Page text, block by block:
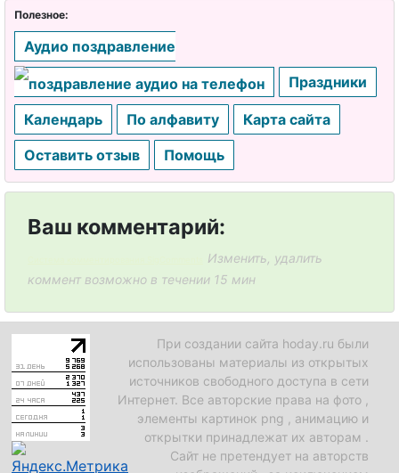
Полезное:
Аудио поздравление
Праздники
Календарь По алфавиту
Карта сайта
Оставить отзыв
Помощь
Ваш комментарий:
Изменить, удалить
коммент возможно в течении 15 мин
При создании сайта hoday.ru были
использованы материалы из открытых
источников свободного доступа в сети
Интернет. Все авторские права на фото ,
элементы картинок png , анимацию и
открытки принадлежат их авторам .
Сайт не претендует на авторств